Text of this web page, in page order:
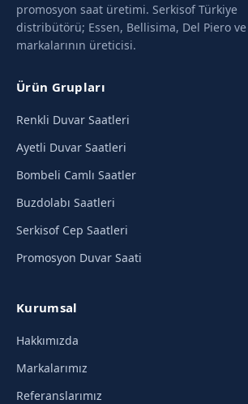
promosyon saat üretimi. Serkisof Türkiye
distribütörü; Essen, Bellisima, Del Piero
markalarının üreticisi.
Ürün Grupları
Renkli Duvar Saatleri
Ayetli Duvar Saatleri
Bombeli Camlı Saatler
Buzdolabı Saatleri
Serkisof Cep Saatleri
Promosyon Duvar Saati
Kurumsal
Hakkımızda
Markalarımız
Referanslarımız